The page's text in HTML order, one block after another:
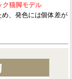
ク猫脚モデル
、発色には個体差が